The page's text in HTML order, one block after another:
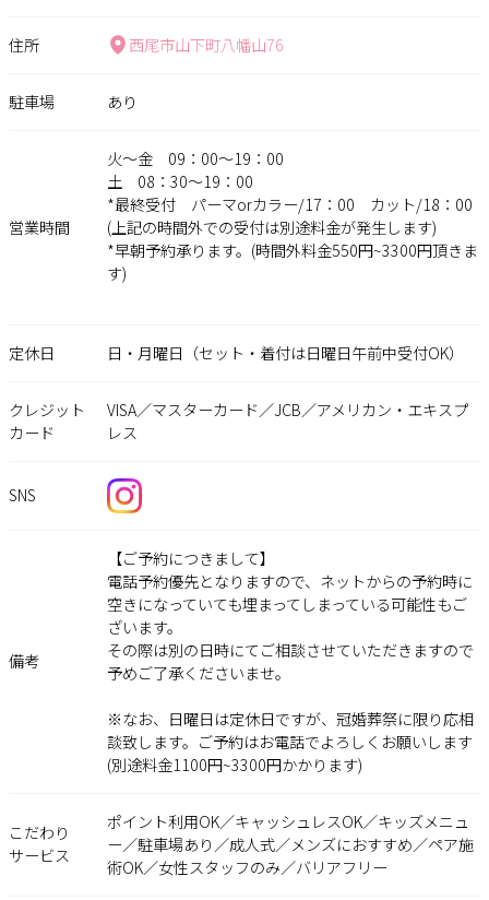
住所 西尾市山下町八幡山76
駐車場 あり
営業時間
火〜金 09：00〜19：00
土 08：30〜19：00
*最終受付 パーマorカラー/17：00 カット/18：00
(上記の時間外での受付は別途料金が発生します)
*早朝予約承ります。(時間外料金550円~3300円頂きま
す)
定休日 日・月曜日（セット・着付は日曜日午前中受付OK）
クレジット
カード
VISA／マスターカード／JCB／アメリカン・エキスプ
レス
SNS
備考
【ご予約につきまして】
電話予約優先となりますので、ネットからの予約時に
空きになっていても埋まってしまっている可能性もご
ざいます。
その際は別の日時にてご相談させていただきますので
予めご了承くださいませ。
※なお、日曜日は定休日ですが、冠婚葬祭に限り応相
談致します。ご予約はお電話でよろしくお願いします
(別途料金1100円~3300円かかります)
こだわり
サービス
ポイント利用OK／キャッシュレスOK／キッズメニュ
ー／駐車場あり／成人式／メンズにおすすめ／ペア施
術OK／女性スタッフのみ／バリアフリー